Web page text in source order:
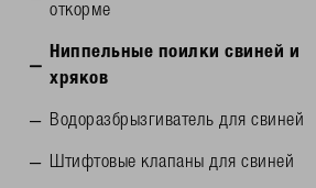
откорме
Ниппельные поилки свиней и
хряков
Водоразбрызгиватель для свиней
Штифтовые клапаны для свиней